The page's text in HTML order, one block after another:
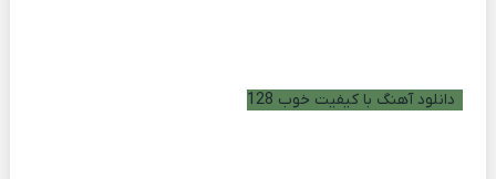
دانلود آهنگ با کیفیت خوب 128